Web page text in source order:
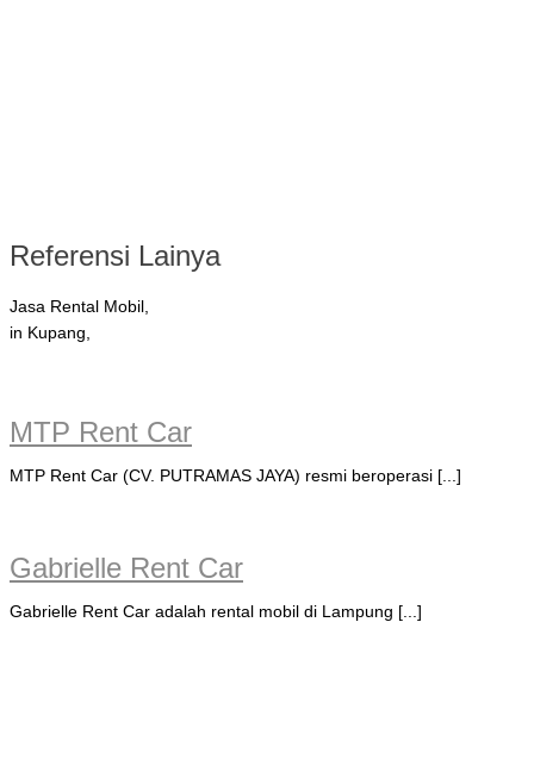
Referensi Lainya
Jasa Rental Mobil,
in Kupang,
MTP Rent Car
MTP Rent Car (CV. PUTRAMAS JAYA) resmi beroperasi [...]
Gabrielle Rent Car
Gabrielle Rent Car adalah rental mobil di Lampung [...]